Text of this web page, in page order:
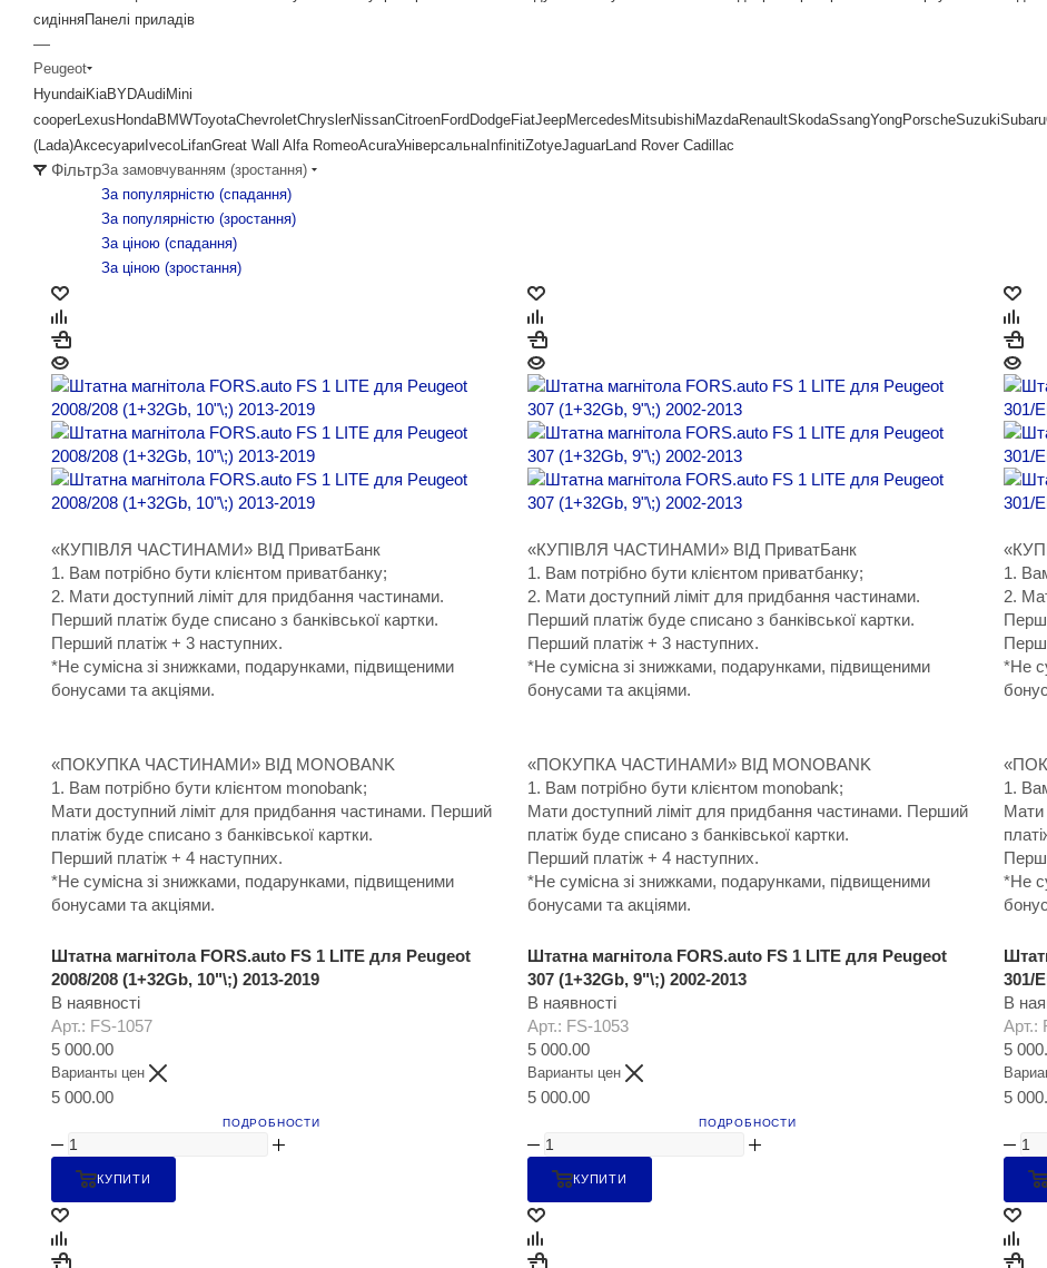
сидінняПанелі приладів
—
Peugeot
Hyundai KiaBYDAudi Mini
cooperLexus HondaBMWToyotaChevroletChryslerNissanCitroenFord DodgeFiatJeepMercedes Mitsubishi MazdaRenaultSkodaSsangYongPorscheSuzukiSubaru
(Lada)Аксесуари IvecoLifanGreat Wall Alfa RomeoAcuraУніверсальнаInfinitiZotyeJaguarLand Rover Cadillac
ФільтрЗа замовчуванням (зростання)
За популярністю (cпадання)
За популярністю (зростання)
За ціною (cпадання)
За ціною (зростання)
«КУПІВЛЯ ЧАСТИНАМИ» ВІД ПриватБанк
1. Вам потрібно бути клієнтом приватбанку;
2. Мати доступний ліміт для придбання частинами.
Перший платіж буде списано з банківської картки.
Перший платіж + 3 наступних.
*Не сумісна зі знижками, подарунками, підвищеними
бонусами та акціями.
«ПОКУПКА ЧАСТИНАМИ» ВІД MONOBANK
1. Вам потрібно бути клієнтом monobank;
Мати доступний ліміт для придбання частинами. Перший
платіж буде списано з банківської картки.
Перший платіж + 4 наступних.
*Не сумісна зі знижками, подарунками, підвищеними
бонусами та акціями.
Штатна магнітола FORS.auto FS 1 LITE для Peugeot
2008/208 (1+32Gb, 10"\;) 2013-2019
В наявності
Арт.: FS-1057
5 000.00
Варианты цен
5 000.00
ПОДРОБНОСТИ
КУПИТИ
«КУПІВЛЯ ЧАСТИНАМИ» ВІД ПриватБанк
1. Вам потрібно бути клієнтом приватбанку;
2. Мати доступний ліміт для придбання частинами.
Перший платіж буде списано з банківської картки.
Перший платіж + 3 наступних.
*Не сумісна зі знижками, подарунками, підвищеними
бонусами та акціями.
«ПОКУПКА ЧАСТИНАМИ» ВІД MONOBANK
1. Вам потрібно бути клієнтом monobank;
Мати доступний ліміт для придбання частинами. Перший
платіж буде списано з банківської картки.
Перший платіж + 4 наступних.
*Не сумісна зі знижками, подарунками, підвищеними
бонусами та акціями.
Штатна магнітола FORS.auto FS 1 LITE для Peugeot
307 (1+32Gb, 9"\;) 2002-2013
В наявності
Арт.: FS-1053
5 000.00
Варианты цен
5 000.00
ПОДРОБНОСТИ
КУПИТИ
1.
2.
*Не
1.
Мати
*Не
301/
В
Арт.:
5
5